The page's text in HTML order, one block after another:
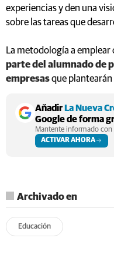
experiencias y den una
sobre las tareas que
La metodología a emplear
parte del alumnado de
empresasque
Añadir La Nueva
Google de forma
Mantente informado
ACTIVAR AHORA
Archivado en
Educación